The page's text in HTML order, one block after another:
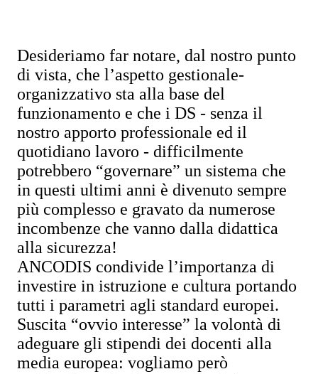
Desideriamo far notare, dal nostro punto
di vista, che l’aspetto gestionale-
organizzativo sta alla base del
funzionamento e che i DS - senza il
nostro apporto professionale ed il
quotidiano lavoro - difficilmente
potrebbero “governare” un sistema che
in questi ultimi anni è divenuto sempre
più complesso e gravato da numerose
incombenze che vanno dalla didattica
alla sicurezza!
ANCODIS condivide l’importanza di
investire in istruzione e cultura portando
tutti i parametri agli standard europei.
Suscita “ovvio interesse” la volontà di
adeguare gli stipendi dei docenti alla
media europea: vogliamo però